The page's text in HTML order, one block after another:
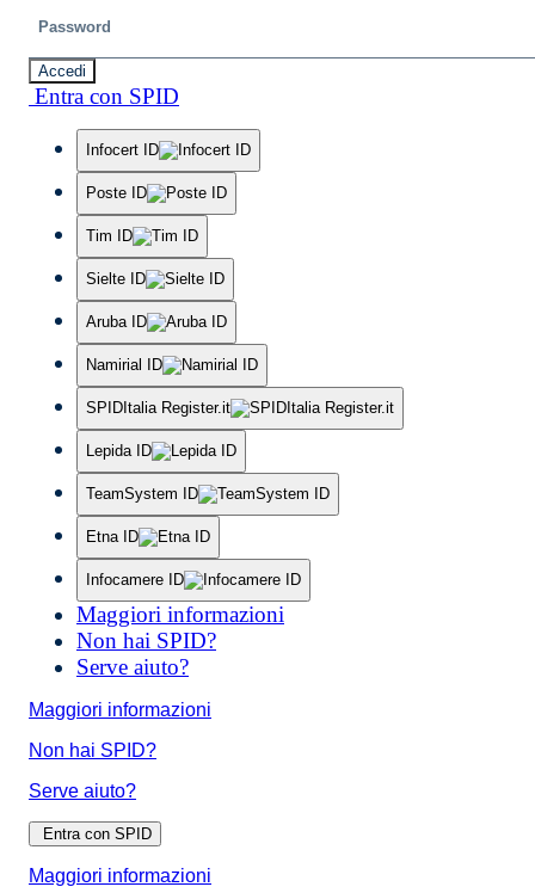
Accedi
Entra con SPID
Infocert ID
Poste ID
Tim ID
Sielte ID
Aruba ID
Namirial ID
SPIDItalia Register.it
Lepida ID
TeamSystem ID
Etna ID
Infocamere ID
Maggiori informazioni
Non hai SPID?
Serve aiuto?
Maggiori informazioni
Non hai SPID?
Serve aiuto?
Entra con SPID
Maggiori informazioni